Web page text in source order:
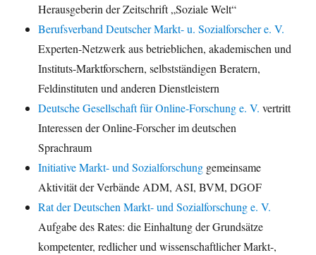
Herausgeberin der Zeitschrift „Soziale Welt“
Berufsverband Deutscher Markt- u. Sozialforscher e. V.
Experten-Netzwerk aus betrieblichen, akademischen und
Instituts-Marktforschern, selbstständigen Beratern,
Feldinstituten und anderen Dienstleistern
Deutsche Gesellschaft für Online-Forschung e. V. vertritt
Interessen der Online-Forscher im deutschen
Sprachraum
Initiative Markt- und Sozialforschung gemeinsame
Aktivität der Verbände ADM, ASI, BVM, DGOF
Rat der Deutschen Markt- und Sozialforschung e. V.
Aufgabe des Rates: die Einhaltung der Grundsätze
kompetenter, redlicher und wissenschaftlicher Markt-,